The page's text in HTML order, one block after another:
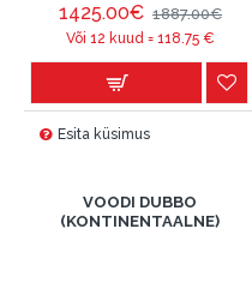
1425.00€ 1887.00€
Või 12 kuud = 118.75€
Esita küsimus
VOODI DUBBO
(KONTINENTAALNE)